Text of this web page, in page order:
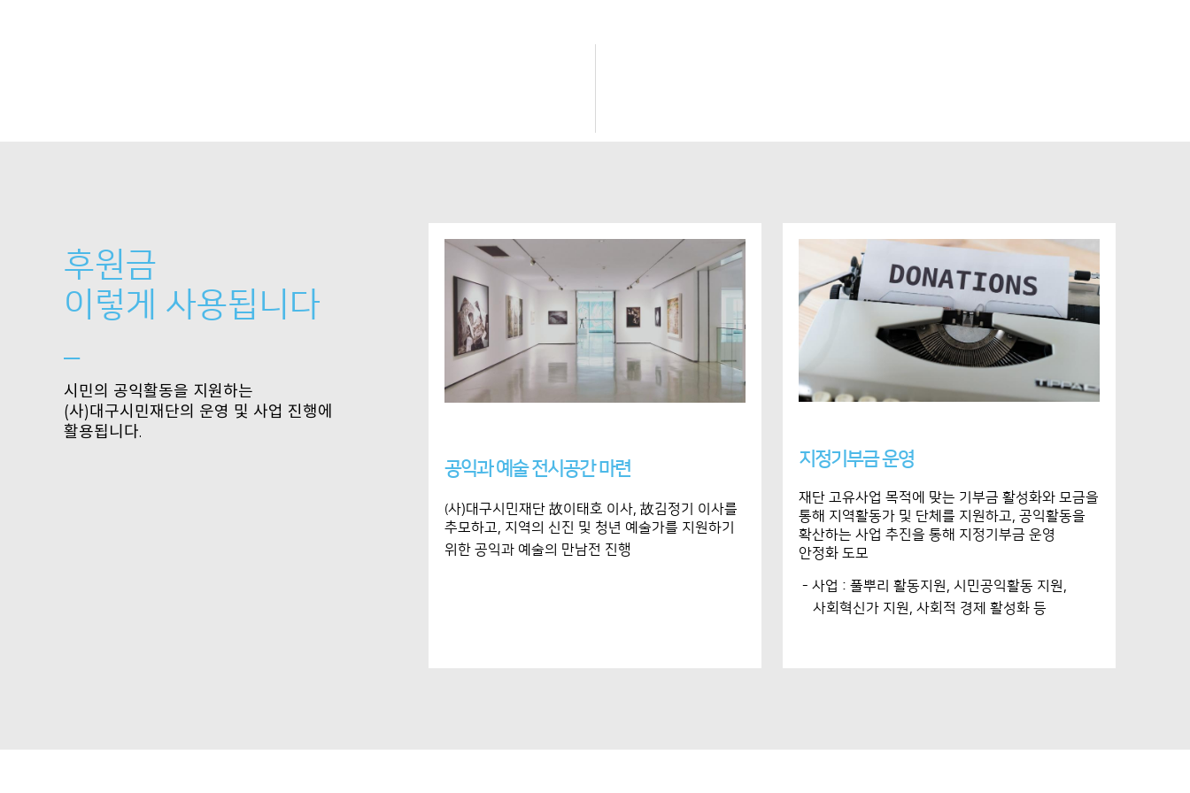
후원금
이렇게 사용됩니다
시민의 공익활동을 지원하는
(사)대구시민재단의 운영 및 사업 진행에
활용됩니다.
공익과 예술 전시공간 마련
(사)대구시민재단 故이태호 이사, 故김정기 이사를
추모하고, 지역의 신진 및 청년 예술가를 지원하기
위한 공익과 예술의 만남전 진행
지정기부금 운영
재단 고유사업 목적에 맞는 기부금 활성화와 모금을
통해 지역활동가 및 단체를 지원하고, 공익활동을
확산하는 사업 추진을 통해 지정기부금 운영
안정화 도모
- 사업 : 풀뿌리 활동지원, 시민공익활동 지원,
사회혁신가 지원, 사회적 경제 활성화 등